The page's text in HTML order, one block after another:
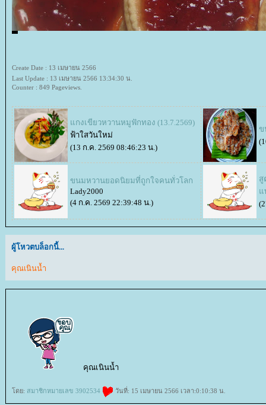
Create Date : 13 เมษายน 2566
Last Update : 13 เมษายน 2566 13:34:30 น.
Counter : 849 Pageviews.
กงเขียวหวานหมูฟักทอง (13.7.2569)
ฟ้าใสวันใหม่
(13 ก.ค. 2569 08:46:23 น.)
ข
ขนมหวานยอดนิยมที่ถูกใจคนทั่วโลก
Lady2000
(4 ก.ค. 2569 22:39:48 น.)
สู
พ
ผู้โหวตบล็อกนี้...
คุณเนินน้ำ
คุณเนินน้ำ
ดย: สมาชิกหมายเลข 3902534 วันที่: 15 เมษายน 2566 เวลา:0:10:38 น.